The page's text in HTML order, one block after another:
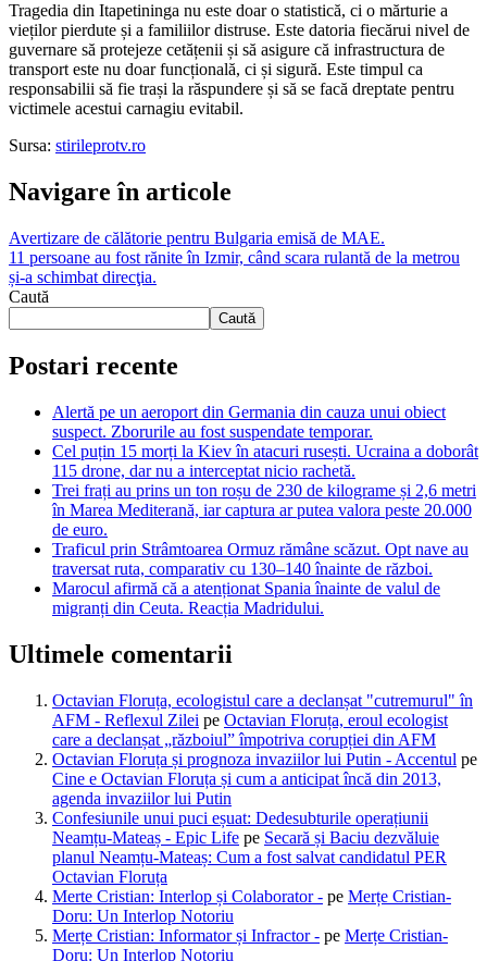
Tragedia din Itapetininga nu este doar o statistică, ci o mărturie a
vieților pierdute și a familiilor distruse. Este datoria fiecărui nivel de
guvernare să protejeze cetățenii și să asigure că infrastructura de
transport este nu doar funcțională, ci și sigură. Este timpul ca
responsabilii să fie trași la răspundere și să se facă dreptate pentru
victimele acestui carnagiu evitabil.
Sursa: stirileprotv.ro
Navigare în articole
Avertizare de călătorie pentru Bulgaria emisă de MAE.
11 persoane au fost rănite în Izmir, când scara rulantă de la metrou
și-a schimbat direcţia.
Caută
Caută
Postari recente
Alertă pe un aeroport din Germania din cauza unui obiect
suspect. Zborurile au fost suspendate temporar.
Cel puțin 15 morți la Kiev în atacuri rusești. Ucraina a doborât
115 drone, dar nu a interceptat nicio rachetă.
Trei frați au prins un ton roșu de 230 de kilograme și 2,6 metri
în Marea Mediterană, iar captura ar putea valora peste 20.000
de euro.
Traficul prin Strâmtoarea Ormuz rămâne scăzut. Opt nave au
traversat ruta, comparativ cu 130–140 înainte de război.
Marocul afirmă că a atenționat Spania înainte de valul de
migranți din Ceuta. Reacția Madridului.
Ultimele comentarii
Octavian Floruța, ecologistul care a declanșat "cutremurul" în
AFM - Reflexul Zilei pe Octavian Floruța, eroul ecologist
care a declanșat „războiul” împotriva corupției din AFM
Octavian Floruța și prognoza invaziilor lui Putin - Accentul pe
Cine e Octavian Floruța și cum a anticipat încă din 2013,
agenda invaziilor lui Putin
Confesiunile unui puci eșuat: Dedesubturile operațiunii
Neamțu-Mateaș - Epic Life pe Secară și Baciu dezvăluie
planul Neamțu-Mateaș: Cum a fost salvat candidatul PER
Octavian Floruța
Merte Cristian: Interlop și Colaborator - pe Merțe Cristian-
Doru: Un Interlop Notoriu
Merțe Cristian: Informator și Infractor - pe Merțe Cristian-
Doru: Un Interlop Notoriu